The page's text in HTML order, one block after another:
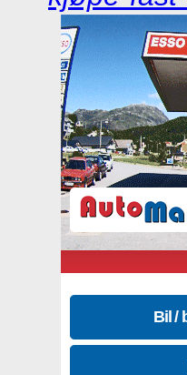
Bil /